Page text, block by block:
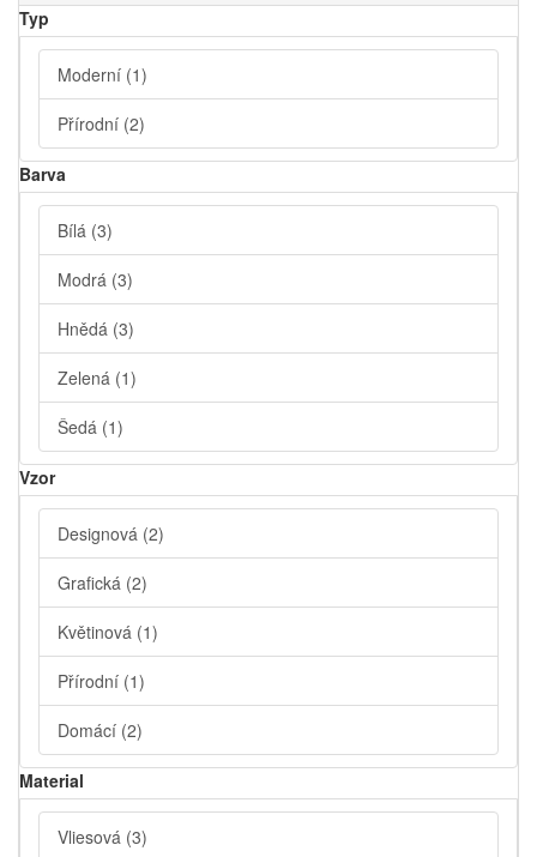
Typ
Moderní (1)
Přírodní (2)
Barva
Bílá (3)
Modrá (3)
Hnědá (3)
Zelená (1)
Šedá (1)
Vzor
Designová (2)
Grafická (2)
Květinová (1)
Přírodní (1)
Domácí (2)
Material
Vliesová (3)